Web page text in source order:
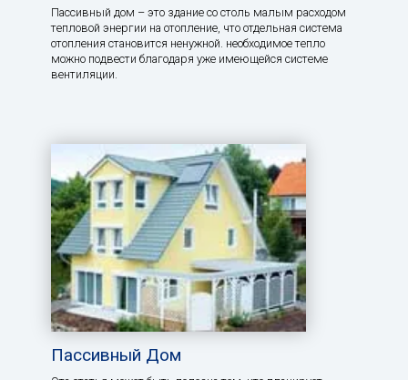
Пассивный дом – это здание со столь малым расходом
тепловой энергии на отопление, что отдельная система
отопления становится ненужной. необходимое тепло
можно подвести благодаря уже имеющейся системе
вентиляции.
Пассивный Дом